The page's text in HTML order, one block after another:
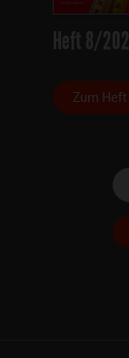
Heft 8/
Zum Heft